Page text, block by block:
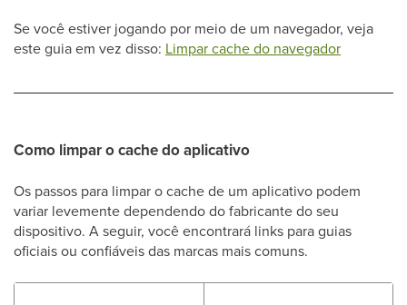
Se você estiver jogando por meio de um navegador, veja
este guia em vez disso: Limpar cache do navegador
Como limpar o cache do aplicativo
Os passos para limpar o cache de um aplicativo podem
variar levemente dependendo do fabricante do seu
dispositivo. A seguir, você encontrará links para guias
oficiais ou confiáveis das marcas mais comuns.